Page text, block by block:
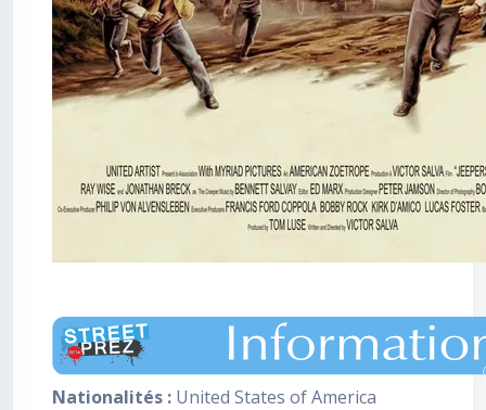
Nationalités : United States of America